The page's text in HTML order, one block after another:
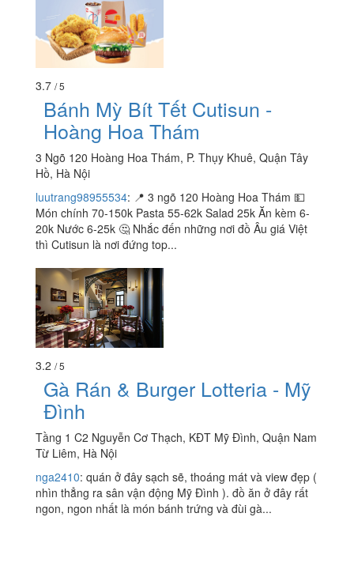
3.7 / 5
Bánh Mỳ Bít Tết Cutisun -
Hoàng Hoa Thám
3 Ngõ 120 Hoàng Hoa Thám, P. Thụy Khuê, Quận Tây
Hồ, Hà Nội
luutrang98955534: 📍 3 ngõ 120 Hoàng Hoa Thám 💵
Món chính 70-150k Pasta 55-62k Salad 25k Ăn kèm 6-
20k Nước 6-25k 🤔 Nhắc đến những nơi đồ Âu giá Việt
thì Cutisun là nơi đứng top...
3.2 / 5
Gà Rán & Burger Lotteria - Mỹ
Đình
Tầng 1 C2 Nguyễn Cơ Thạch, KĐT Mỹ Đình, Quận Nam
Từ Liêm, Hà Nội
nga2410: quán ở đây sạch sẽ, thoáng mát và view đẹp (
nhìn thẳng ra sân vận động Mỹ Đình ). đồ ăn ở đây rất
ngon, ngon nhất là món bánh trứng và đùi gà...